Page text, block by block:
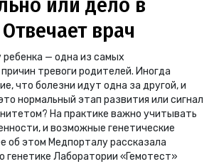
врач
— одна из самых
тревоги родителей. Иногда
что болезни идут одна за другой, и
нормальный этап развития или сигнал
На практике важно учитывать
и возможные генетические
об этом Медпорталу рассказала
генетике Лаборатории «Гемотест»